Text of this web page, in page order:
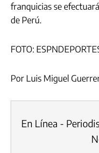
franquicias se
de Perú.
FOTO:
Por Luis Miguel
En Línea -